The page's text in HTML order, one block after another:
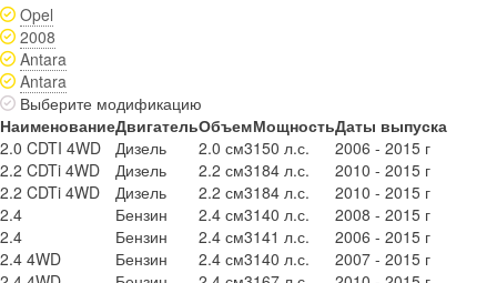
Opel
2008
Antara
Antara
Выберите модификацию
НаименованиеДвигательОбъемМощностьДаты выпуска
2.0 CDTI 4WD
Дизель 2.0 см3150 л.с.
2006 - 2015 г
2.2 CDTi 4WD
Дизель 2.2 см3184 л.с.
2010 - 2015 г
2.2 CDTi 4WD
Дизель 2.2 см3184 л.с.
2010 - 2015 г
2.4
Бензин 2.4 см3140 л.с.
2008 - 2015 г
2.4
Бензин 2.4 см3141 л.с.
2006 - 2015 г
2.4 4WD
Бензин 2.4 см3140 л.с.
2007 - 2015 г